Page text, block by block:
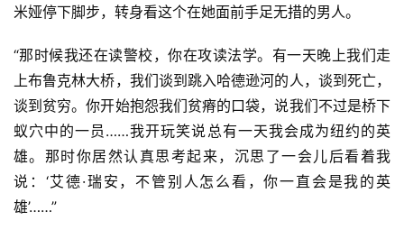
米娅停下脚步，转身看这个在她面前手足无措的男人。
“那时候我还在读警校，你在攻读法学。有一天晚上我们走
上布鲁克林大桥，我们谈到跳入哈德逊河的人，谈到死亡，
谈到贫穷。你开始抱怨我们贫瘠的口袋，说我们不过是桥下
蚁穴中的一员……我开玩笑说总有一天我会成为纽约的英
雄。那时你居然认真思考起来，沉思了一会儿后看着我
说：‘艾德·瑞安，不管别人怎么看，你一直会是我的英
雄’……”